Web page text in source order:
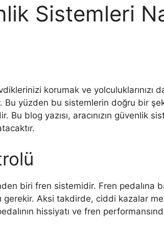
Sistemleri
korumak ve yolculuklarınızı
yüzden bu sistemlerin doğru bir
Bu blog yazısı, aracınızın güvenlik
biri fren sistemidir. Fren pedalına
Aksi takdirde, ciddi kazalar
hissiyatı ve fren